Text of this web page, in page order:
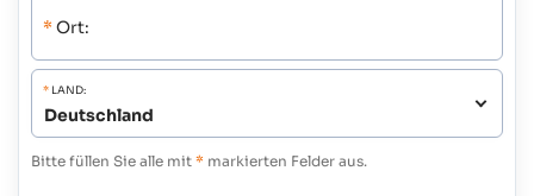
* Ort:
* LAND:
Bitte füllen Sie alle mit * markierten Felder aus.